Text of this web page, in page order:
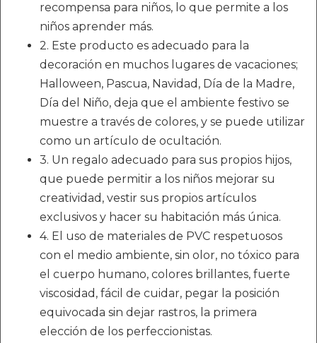
recompensa para niños, lo que permite a los
niños aprender más.
2. Este producto es adecuado para la
decoración en muchos lugares de vacaciones;
Halloween, Pascua, Navidad, Día de la Madre,
Día del Niño, deja que el ambiente festivo se
muestre a través de colores, y se puede utilizar
como un artículo de ocultación.
3. Un regalo adecuado para sus propios hijos,
que puede permitir a los niños mejorar su
creatividad, vestir sus propios artículos
exclusivos y hacer su habitación más única.
4. El uso de materiales de PVC respetuosos
con el medio ambiente, sin olor, no tóxico para
el cuerpo humano, colores brillantes, fuerte
viscosidad, fácil de cuidar, pegar la posición
equivocada sin dejar rastros, la primera
elección de los perfeccionistas.